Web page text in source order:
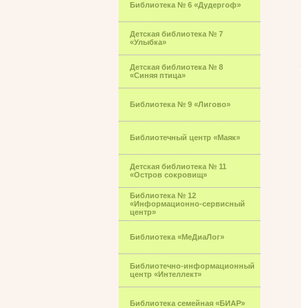
Библиотека № 6 «Дудергоф»
Детская библиотека № 7
«Улыбка»
Детская библиотека № 8
«Синяя птица»
Библиотека № 9 «Лигово»
Библиотечный центр «Маяк»
Детская библиотека № 11
«Остров сокровищ»
Библиотека № 12
«Информационно-сервисный
центр»
Библиотека «МеДиаЛог»
Библиотечно-информационный
центр «Интеллект»
Библиотека семейная «БИАР»